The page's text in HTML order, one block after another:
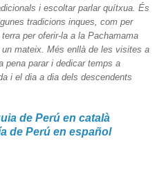
i escoltar parlar quítxua. És
tradicions inques, com per
per oferir-la a la Pachamama
mateix. Més enllà de les visites a
pena parar i dedicar temps a
i el dia a dia dels descendents
de Perú en català
de Perú en español